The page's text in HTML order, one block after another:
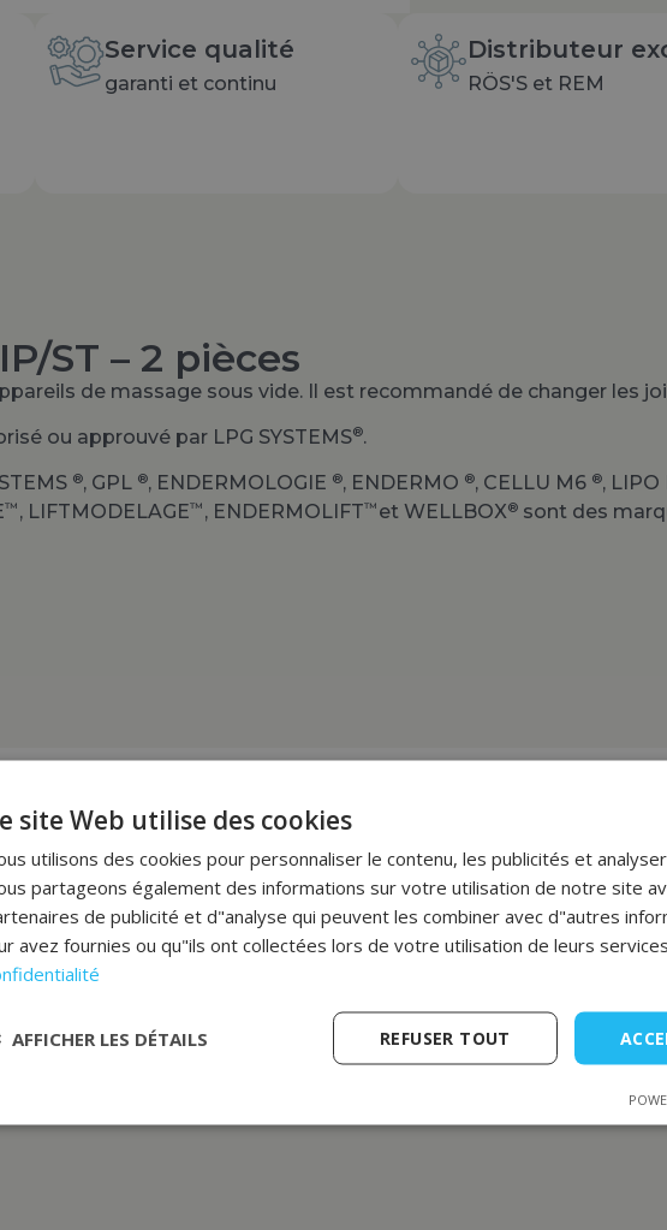
Service qualité
garanti et continu
Distributeur
RÖS'S et REM
ST – 2 pièces
de massage sous vide. Il est recommandé de changer les
ou approuvé par LPG SYSTEMS®.
®, GPL ®, ENDERMOLOGIE ®, ENDERMO ®, CELLU M6 ®, LIPO
™ , LIFTMODELAGE™ , ENDERMOLIFT™ et WELLBOX® sont des
Devenez client
à des solutions professionnelles reconnues pour leur qualité,
performance.
expertise européenne au service des professionnels de la santé
site Web utilise des cookies
utilisons des cookies pour personnaliser le contenu, les publicités et
partageons également des informations sur votre utilisation de notre site
de publicité et d"analyse qui peuvent les combiner avec d"autres
avez fournies ou qu"ils ont collectées lors de votre utilisation de leurs
REFUSER TOUT
AFFICHER LES DÉTAILS